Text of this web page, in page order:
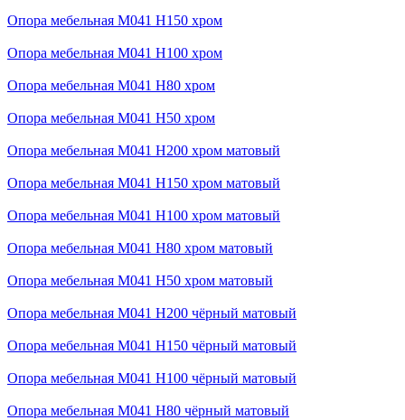
Опора мебельная М041 H150 хром
Опора мебельная М041 H100 хром
Опора мебельная М041 H80 хром
Опора мебельная М041 H50 хром
Опора мебельная М041 H200 хром матовый
Опора мебельная М041 H150 хром матовый
Опора мебельная М041 H100 хром матовый
Опора мебельная М041 H80 хром матовый
Опора мебельная М041 H50 хром матовый
Опора мебельная М041 H200 чёрный матовый
Опора мебельная М041 H150 чёрный матовый
Опора мебельная М041 H100 чёрный матовый
Опора мебельная М041 H80 чёрный матовый